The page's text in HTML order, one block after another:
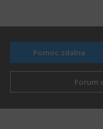
Pomoc zdalna
Forum